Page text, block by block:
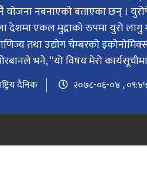
नबनाएको बताएका छन् ।
देशमा एकल मुद्राको रुपमा युरो
तथा उद्योग चेम्बरको
ओरबानले भने, “यो विषय मेरो
दैनिक २०७८-०६-०४ , ०९:४५